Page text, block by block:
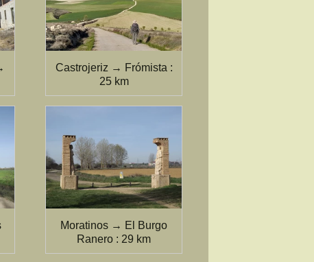
Castrojeriz → Frómista :
25 km
Moratinos → El Burgo
Ranero : 29 km